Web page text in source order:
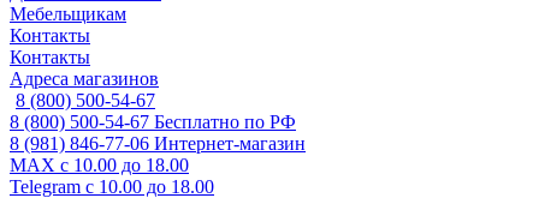
Мебельщикам
Контакты
Контакты
Адреса магазинов
8 (800) 500-54-67
8 (800) 500-54-67 Бесплатно по РФ
8 (981) 846-77-06 Интернет-магазин
MAX с 10.00 до 18.00
Telegram с 10.00 до 18.00